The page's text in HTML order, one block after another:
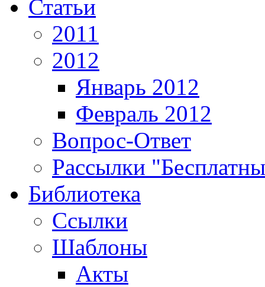
Статьи
2011
2012
Январь 2012
Февраль 2012
Вопрос-Ответ
Рассылки
Библиотека
Ссылки
Шаблоны
Акты